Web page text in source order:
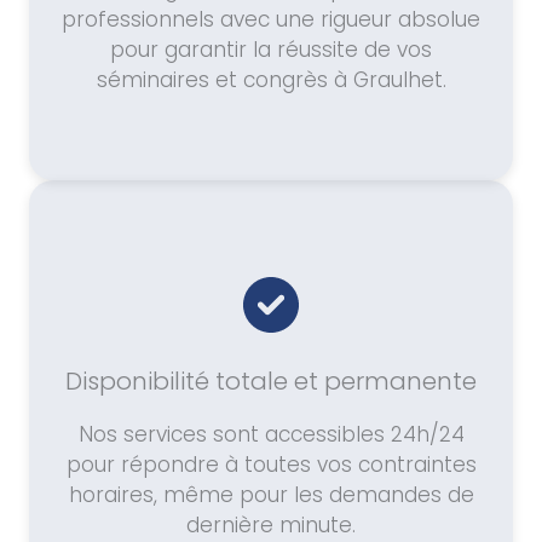
professionnels avec une rigueur absolue
pour garantir la réussite de vos
séminaires et congrès à Graulhet.
Disponibilité totale et permanente
Nos services sont accessibles 24h/24
pour répondre à toutes vos contraintes
horaires, même pour les demandes de
dernière minute.